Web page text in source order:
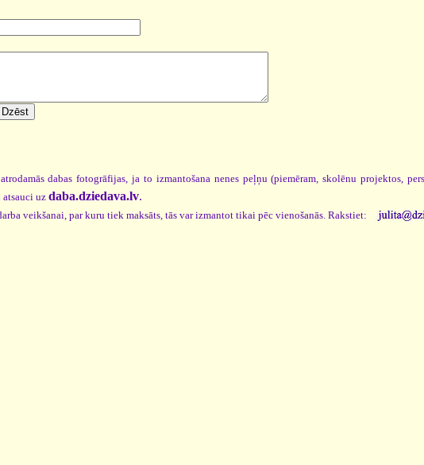
dabas fotogrāfijas, ja to izmantošana nenes peļņu (piemēram, skolēnu projektos,
atsauci uz daba.dziedava.lv.
veikšanai, par kuru tiek maksāts, tās var izmantot tikai pēc vienošanās. Rakstiet: